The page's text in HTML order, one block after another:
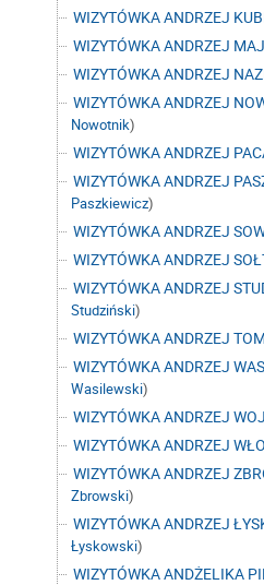
WIZYTÓWKA ANDRZEJ
WIZYTÓWKA ANDRZEJ
WIZYTÓWKA ANDRZEJ
WIZYTÓWKA ANDRZEJ
Nowotnik)
WIZYTÓWKA ANDRZEJ
WIZYTÓWKA ANDRZEJ
Paszkiewicz)
WIZYTÓWKA ANDRZEJ
WIZYTÓWKA ANDRZEJ
WIZYTÓWKA ANDRZEJ
Studziński)
WIZYTÓWKA ANDRZEJ
WIZYTÓWKA ANDRZEJ
Wasilewski)
WIZYTÓWKA ANDRZEJ
WIZYTÓWKA ANDRZEJ
WIZYTÓWKA ANDRZEJ
Zbrowski)
WIZYTÓWKA ANDRZEJ
Łyskowski)
WIZYTÓWKA ANDŻELIKA